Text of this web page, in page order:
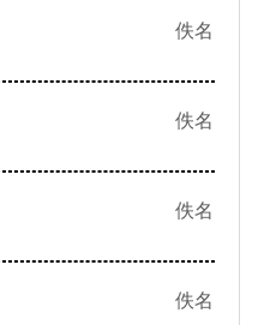
佚名
佚名
佚名
佚名